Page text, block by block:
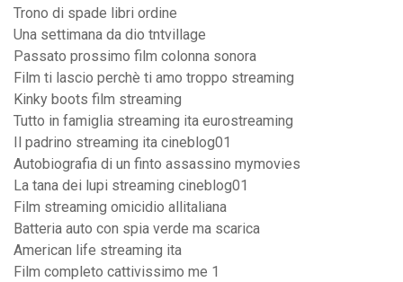
Trono di spade libri ordine
Una settimana da dio tntvillage
Passato prossimo film colonna sonora
Film ti lascio perchè ti amo troppo streaming
Kinky boots film streaming
Tutto in famiglia streaming ita eurostreaming
Il padrino streaming ita cineblog01
Autobiografia di un finto assassino mymovies
La tana dei lupi streaming cineblog01
Film streaming omicidio allitaliana
Batteria auto con spia verde ma scarica
American life streaming ita
Film completo cattivissimo me 1